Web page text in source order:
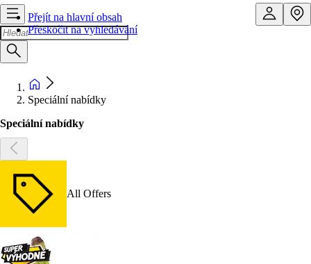
Přejít na hlavní obsah
Přeskočit na vyhledávání
Speciální nabídky
Speciální nabídky
All Offers